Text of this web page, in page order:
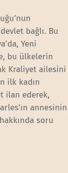
bağlı. Bu
Yeni
bu ülkelerin
Kraliyet ailesini
ilk kadın
ilan ederek,
annesinin
soru